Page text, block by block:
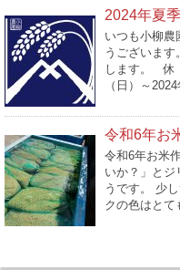
2024年夏
いつも小柳農
うございま
します。 休
（日）～
令和6年お
令和6年お米
いか？」とジ
うです。 少
クの色はとて